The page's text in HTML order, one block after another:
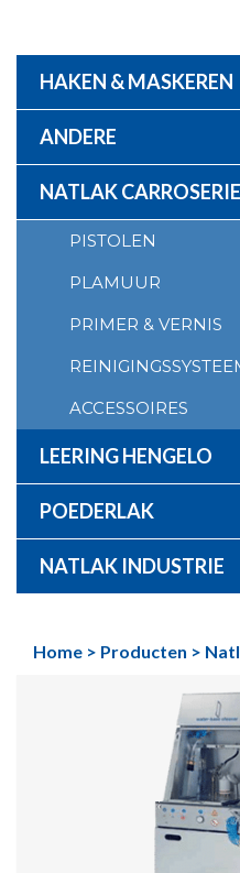
de
inhoud
Home > Producten >
HAKEN & MASKEREN
ANDERE
NATLAK CARROSERIE
PISTOLEN
PLAMUUR
PRIMER & VERNIS
ACCESSOIRES
LEERING HENGELO
POEDERLAK
NATLAK INDUSTRIE